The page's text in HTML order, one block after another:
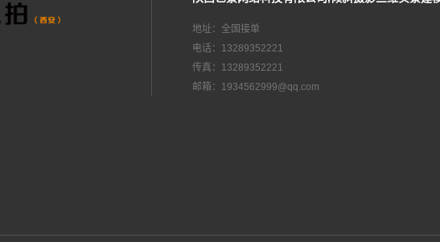
地址：全国接单
电话：13289352221
传真：13289352221
邮箱：1934562999@qq.com